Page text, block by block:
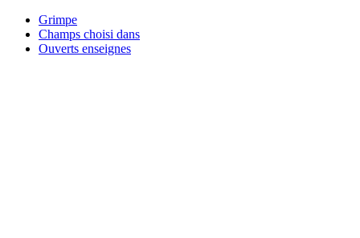
Grimpe
Champs choisi dans
Ouverts enseignes